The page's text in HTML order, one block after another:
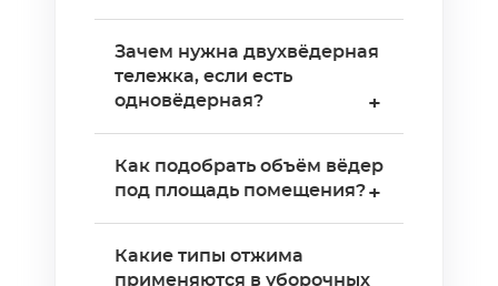
Одновёдерные с отжимом
— для небольших площадей.
Двухвёдерные — разделяют
Многофункциональные —
вёдра, лотки, мешок для
мусора в одной
конструкции. Тележки-
стеллажи — мобильный
Зачем нужна двухвёдерная
тележка, если есть
одновёдерная?
+
чистый раствор и воду для
полоскания. Моп сначала
полощете в грязной воде,
отжимаете, затем
Как подобрать объём вёдер
под площадь помещения?+
помещений до 100 м² —
Какие типы отжима
применяются в уборочных